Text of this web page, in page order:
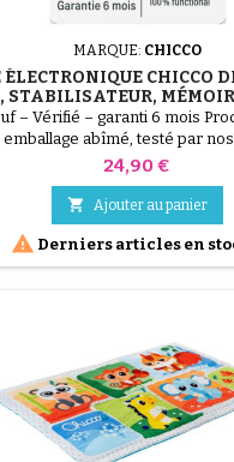
MARQUE: CHICCO
ÉLECTRONIQUE CHICCO
STABILISATEUR,
– Vérifié – garanti 6 mois
emballage abîmé, testé par
Ce Pèse-Bébé Électronique
essentielles : la
bébé avec une serviette), le...
Prix
24,90 €
 Ajouter au panier
 Derniers articles en